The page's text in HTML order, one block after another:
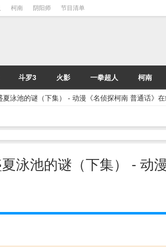
柯南 阴阳师 节目清单
斗罗3 火影 一拳超人 柯南
泳池的谜（下集） - 动漫《名侦探柯南 普通话》
泳池的谜（下集） - 动